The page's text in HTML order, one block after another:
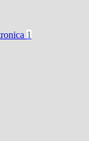
1